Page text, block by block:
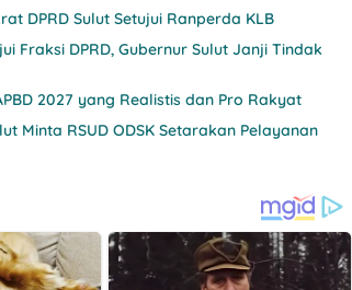
Perkuat Deteksi Dini Ancaman Penyakit, Fraksi Demokrat DPRD Sulut Setujui Ranperda KLB
Fraksi DPRD, Gubernur Sulut Janji Tindak
2027 yang Realistis dan Pro Rakyat
Minta RSUD ODSK Setarakan Pelayanan